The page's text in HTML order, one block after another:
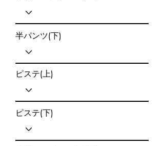
半パンツ(下)
ピステ(上)
ピステ(下)